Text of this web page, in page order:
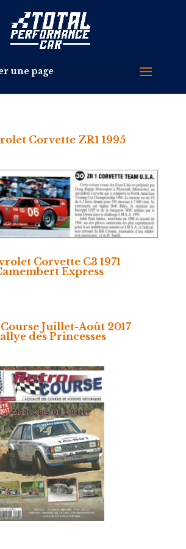
une page
Corvette ZR1 1995
Corvette C3 1971
Express
Juillet-Août 2017
des Princesses